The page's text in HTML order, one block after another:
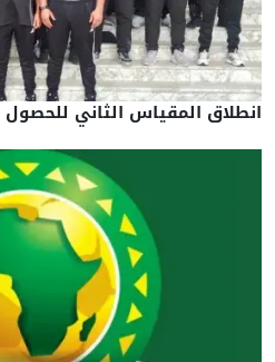
انطلاق المقياس الثاني